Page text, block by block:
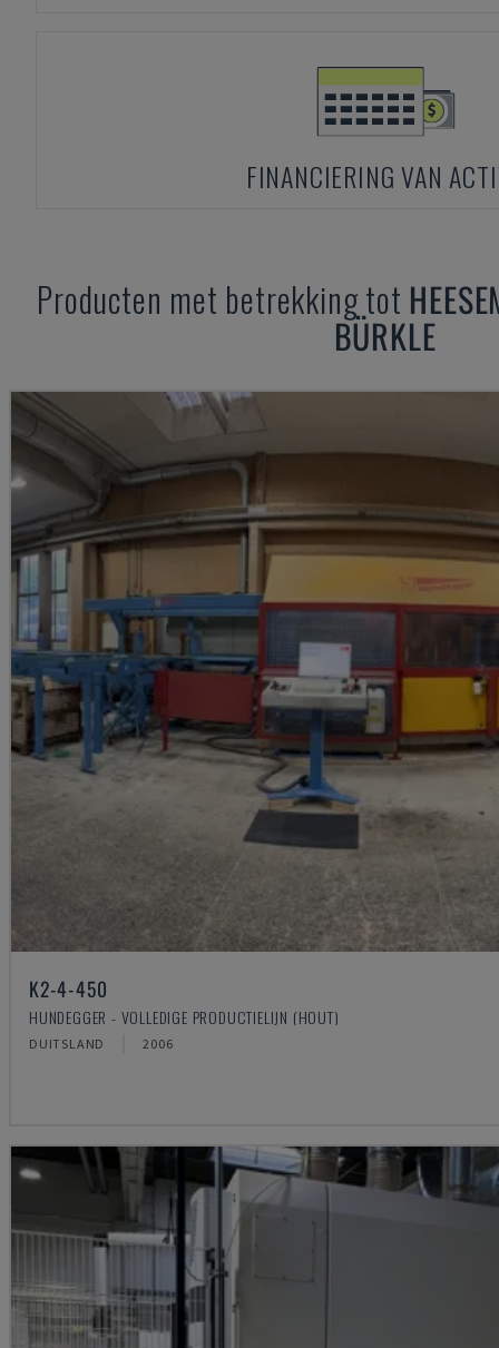
FINANCIERING VAN
Producten met betrekking tot
BÜRKLE
K2-4-450
HUNDEGGER - VOLLEDIGE PRODUCTIELIJN (HOUT)
DUITSLAND 2006